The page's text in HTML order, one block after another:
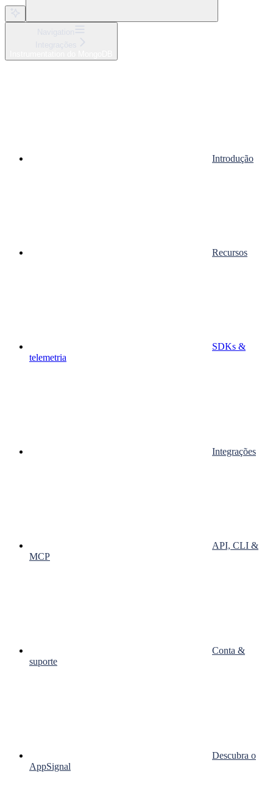
Introdução
Recursos
SDKs &
telemetria
Integrações
API, CLI &
MCP
Conta &
suporte
Descubra o
AppSignal